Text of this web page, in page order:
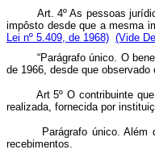
Art. 4º As pessoas
impôsto desde que a mesma
Lei nº 5.409, de 1968) (Vide
“Parágrafo único. O
de 1966, desde que
Art 5º O contribuinte que
realizada, fornecida por
Parágrafo único. Além da
recebimentos.